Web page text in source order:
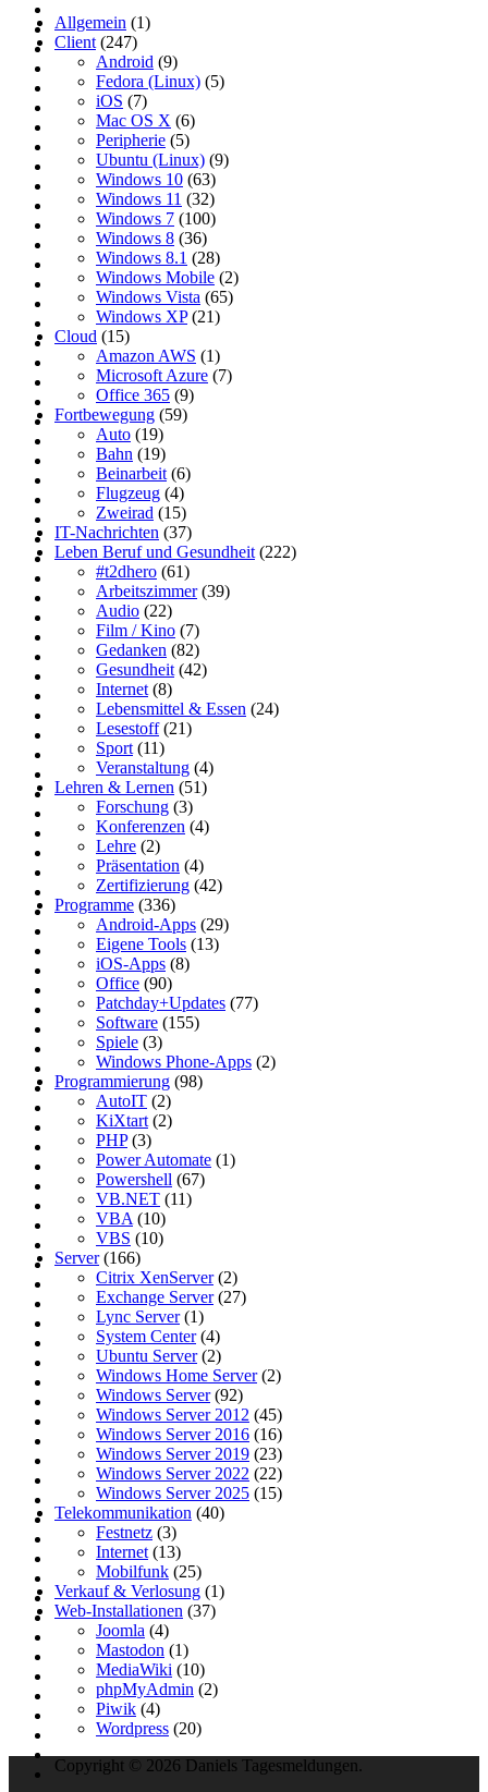
Allgemein (1)
Client (247)
Android (9)
Fedora (Linux) (5)
iOS (7)
Mac OS X (6)
Peripherie (5)
Ubuntu (Linux) (9)
Windows 10 (63)
Windows 11 (32)
Windows 7 (100)
Windows 8 (36)
Windows 8.1 (28)
Windows Mobile (2)
Windows Vista (65)
Windows XP(21)
Cloud (15)
Amazon AWS (1)
Microsoft Azure (7)
Office 365 (9)
Fortbewegung (59)
Auto (19)
Bahn (19)
Beinarbeit (6)
Flugzeug (4)
Zweirad (15)
IT-Nachrichten (37)
Leben Beruf und Gesundheit (222)
#t2dhero (61)
Arbeitszimmer(39)
Audio (22)
Film / Kino (7)
Gedanken (82)
Gesundheit (42)
Internet (8)
Lebensmittel & Essen (24)
Lesestoff(21)
Sport (11)
Veranstaltung (4)
Lehren & Lernen (51)
Forschung (3)
Konferenzen (4)
Lehre (2)
Präsentation (4)
Zertifizierung (42)
Programme (336)
Android-Apps (29)
Eigene Tools (13)
iOS-Apps (8)
Office (90)
Patchday+Updates (77)
Software (155)
Spiele (3)
Windows Phone-Apps (2)
Programmierung (98)
AutoIT (2)
KiXtart (2)
PHP(3)
Power Automate (1)
Powershell (67)
VB.NET (11)
VBA (10)
VBS (10)
Server(166)
Citrix XenServer(2)
Exchange Server(27)
Lync Server(1)
System Center(4)
Ubuntu Server(2)
Windows Home Server(2)
Windows Server(92)
Windows Server 2012 (45)
Windows Server 2016 (16)
Windows Server 2019 (23)
Windows Server 2022 (22)
Windows Server 2025 (15)
Telekommunikation (40)
Festnetz (3)
Internet (13)
Mobilfunk (25)
Verkauf & Verlosung (1)
Web-Installationen (37)
Joomla (4)
Mastodon (1)
MediaWiki (10)
phpMyAdmin (2)
Piwik (4)
Wordpress (20)
Copyright © 2026 Daniels Tagesmeldungen.